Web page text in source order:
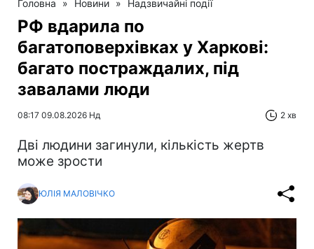
Головна » Новини » Надзвичайні події
РФ вдарила по
багатоповерхівках у Харкові:
багато постраждалих, під
завалами люди
08:17 09.08.2026 Нд 2 хв
Дві людини загинули, кількість жертв
може зрости
ЮЛІЯ МАЛОВІЧКО